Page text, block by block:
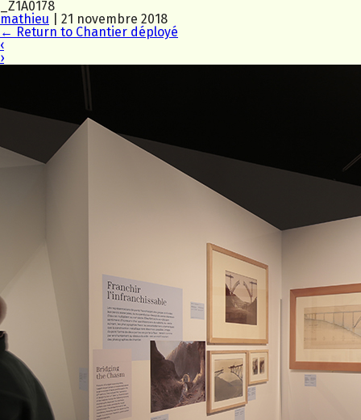
_Z1A0178
mathieu
21 novembre 2018
← Return to Chantier déployé
‹
›